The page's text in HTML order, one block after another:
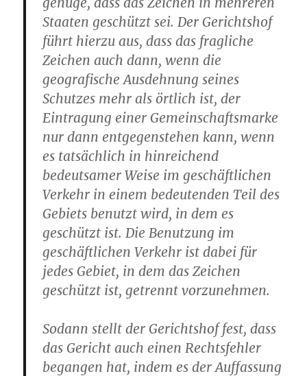
Staaten geschützt sei. Der Gerichtshof
führt hierzu aus, dass das fragliche
Zeichen auch dann, wenn die
geografische Ausdehnung seines
Schutzes mehr als örtlich ist, der
Eintragung einer Gemeinschaftsmarke
nur dann entgegenstehen kann, wenn
es tatsächlich in hinreichend
bedeutsamer Weise im geschäftlichen
Verkehr in einem bedeutenden Teil des
Gebiets benutzt wird, in dem es
geschützt ist. Die Benutzung im
geschäftlichen Verkehr ist dabei für
jedes Gebiet, in dem das Zeichen
geschützt ist, getrennt vorzunehmen.
Sodann stellt der Gerichtshof fest, dass
das Gericht auch einen Rechtsfehler
begangen hat, indem es der Auffassung